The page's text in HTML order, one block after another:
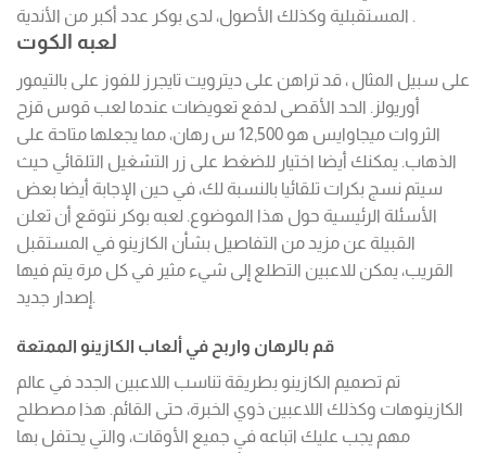
المستقبلية وكذلك الأصول، لدى بوكر عدد أكبر من الأندية .
لعبه الكوت
على سبيل المثال ، قد تراهن على ديترويت تايجرز للفوز على بالتيمور
أوريولز. الحد الأقصى لدفع تعويضات عندما لعب قوس قزح
الثروات ميجاوايس هو 12,500 س رهان، مما يجعلها متاحة على
الذهاب. يمكنك أيضا اختيار للضغط على زر التشغيل التلقائي حيث
سيتم نسج بكرات تلقائيا بالنسبة لك، في حين الإجابة أيضا بعض
الأسئلة الرئيسية حول هذا الموضوع. لعبه بوكر نتوقع أن تعلن
القبيلة عن مزيد من التفاصيل بشأن الكازينو في المستقبل
القريب، يمكن للاعبين التطلع إلى شيء مثير في كل مرة يتم فيها
إصدار جديد.
قم بالرهان واربح في ألعاب الكازينو الممتعة
تم تصميم الكازينو بطريقة تناسب اللاعبين الجدد في عالم
الكازينوهات وكذلك اللاعبين ذوي الخبرة، حتى القائم. هذا مصطلح
مهم يجب عليك اتباعه في جميع الأوقات، والتي يحتفل بها